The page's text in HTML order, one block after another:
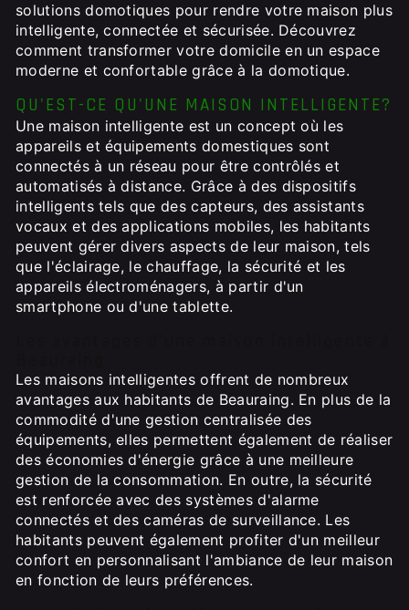
solutions domotiques pour rendre votre maison plus
intelligente, connectée et sécurisée. Découvrez
comment transformer votre domicile en un espace
moderne et confortable grâce à la domotique.
QU'EST-CE QU'UNE MAISON INTELLIGENTE?
Une maison intelligente est un concept où les
appareils et équipements domestiques sont
connectés à un réseau pour être contrôlés et
automatisés à distance. Grâce à des dispositifs
intelligents tels que des capteurs, des assistants
vocaux et des applications mobiles, les habitants
peuvent gérer divers aspects de leur maison, tels
que l'éclairage, le chauffage, la sécurité et les
appareils électroménagers, à partir d'un
smartphone ou d'une tablette.
Les maisons intelligentes offrent de nombreux
avantages aux habitants de Beauraing. En plus de la
commodité d'une gestion centralisée des
équipements, elles permettent également de réaliser
des économies d'énergie grâce à une meilleure
gestion de la consommation. En outre, la sécurité
est renforcée avec des systèmes d'alarme
connectés et des caméras de surveillance. Les
habitants peuvent également profiter d'un meilleur
confort en personnalisant l'ambiance de leur maison
en fonction de leurs préférences.